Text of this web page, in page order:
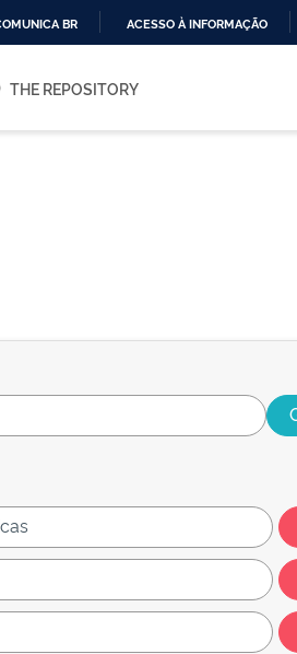
O
BR ACESSO À INFORMAÇÃO
THE REPOSITORY